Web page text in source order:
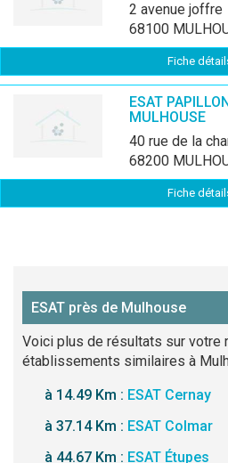
2 avenue joffre
68100
Fiche
ESAT
MULHOUSE
40 rue de la
68200
Fiche
ESAT près de Mulhouse
Voici plus de résultats sur votre
établissements similaires à
à 14.49 Km : ESAT Cernay
à 37.14 Km : ESAT Colmar
à 44.67 Km : ESAT Étupes